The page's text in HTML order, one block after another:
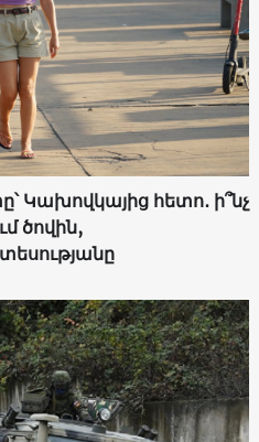
Կախովկայից հետո․ ի՞նչ
ծովին,